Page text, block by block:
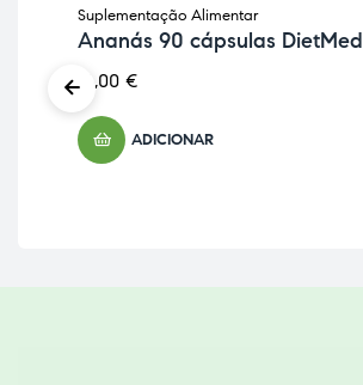
Suplementação Alimentar
Ananás 90 cápsulas DietMed
16,00 €
ADICIONAR